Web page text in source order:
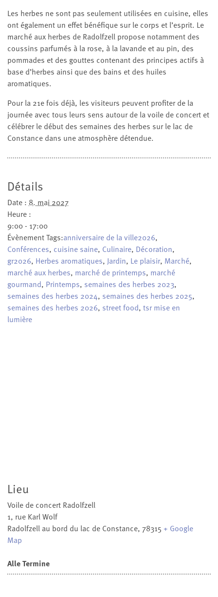
Les herbes ne sont pas seulement utilisées en cuisine, elles
ont également un effet bénéfique sur le corps et l’esprit. Le
marché aux herbes de Radolfzell propose notamment des
coussins parfumés à la rose, à la lavande et au pin, des
pommades et des gouttes contenant des principes actifs à
base d’herbes ainsi que des bains et des huiles
aromatiques.
Pour la 21e fois déjà, les visiteurs peuvent profiter de la
journée avec tous leurs sens autour de la voile de concert et
célébrer le début des semaines des herbes sur le lac de
Constance dans une atmosphère détendue.
Détails
Date : 8. mai 2027
Heure :
9:00 - 17:00
Évènement Tags:anniversaire de la ville2026,
Conférences, cuisine saine, Culinaire, Décoration,
gr2026, Herbes aromatiques, Jardin, Le plaisir, Marché,
marché aux herbes, marché de printemps, marché
gourmand, Printemps, semaines des herbes 2023,
semaines des herbes 2024, semaines des herbes 2025,
semaines des herbes 2026, street food, tsr mise en
lumière
Lieu
Voile de concert Radolfzell
1, rue Karl Wolf
Radolfzell au bord du lac de Constance, 78315 + Google
Map
Alle Termine